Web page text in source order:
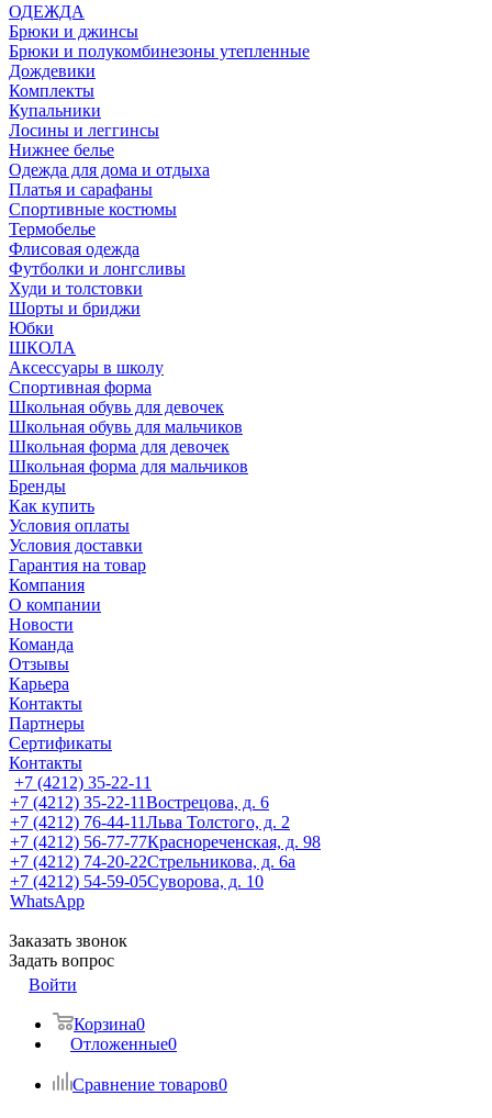
ОДЕЖДА
Брюки и джинсы
Брюки и полукомбинезоны утепленные
Дождевики
Комплекты
Купальники
Лосины и леггинсы
Нижнее белье
Одежда для дома и отдыха
Платья и сарафаны
Спортивные костюмы
Термобелье
Флисовая одежда
Футболки и лонгсливы
Худи и толстовки
Шорты и бриджи
Юбки
ШКОЛА
Аксессуары в школу
Спортивная форма
Школьная обувь для девочек
Школьная обувь для мальчиков
Школьная форма для девочек
Школьная форма для мальчиков
Бренды
Как купить
Условия оплаты
Условия доставки
Гарантия на товар
Компания
О компании
Новости
Команда
Отзывы
Карьера
Контакты
Партнеры
Сертификаты
Контакты
+7 (4212) 35-22-11
+7 (4212) 35-22-11Вострецова, д. 6
+7 (4212) 76-44-11Льва Толстого, д. 2
+7 (4212) 56-77-77Краснореченская, д. 98
+7 (4212) 74-20-22Стрельникова, д. 6а
+7 (4212) 54-59-05Суворова, д. 10
WhatsApp
Заказать звонок
Задать вопрос
Войти
Корзина0
Отложенные0
Сравнение товаров0